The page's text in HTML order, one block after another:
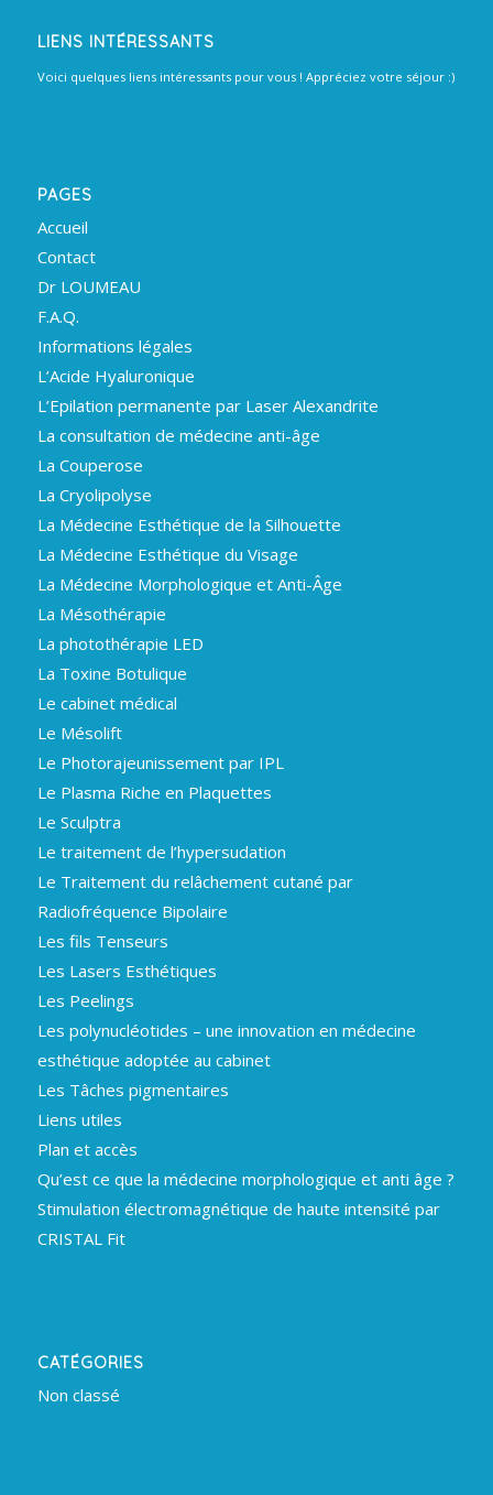
LIENS INTÉRESSANTS
Voici quelques liens intéressants pour vous ! Appréciez votre séjour :)
PAGES
Accueil
Contact
Dr LOUMEAU
F.A.Q.
Informations légales
L’Acide Hyaluronique
L’Epilation permanente par Laser Alexandrite
La consultation de médecine anti-âge
La Couperose
La Cryolipolyse
La Médecine Esthétique de la Silhouette
La Médecine Esthétique du Visage
La Médecine Morphologique et Anti-Âge
La Mésothérapie
La photothérapie LED
La Toxine Botulique
Le cabinet médical
Le Mésolift
Le Photorajeunissement par IPL
Le Plasma Riche en Plaquettes
Le Sculptra
Le traitement de l’hypersudation
Le Traitement du relâchement cutané par
Radiofréquence Bipolaire
Les fils Tenseurs
Les Lasers Esthétiques
Les Peelings
Les polynucléotides – une innovation en médecine
esthétique adoptée au cabinet
Les Tâches pigmentaires
Liens utiles
Plan et accès
Qu’est ce que la médecine morphologique et anti âge ?
Stimulation électromagnétique de haute intensité par
CRISTAL Fit
CATÉGORIES
Non classé